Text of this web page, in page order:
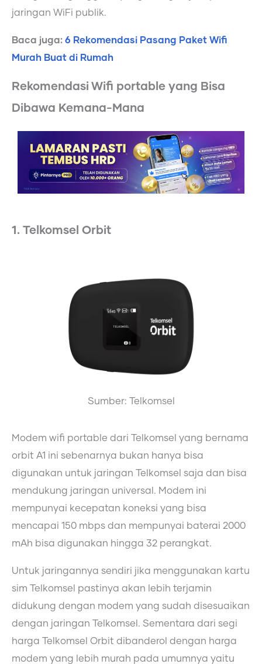
jaringan WiFi publik.
Baca juga: 6 Rekomendasi Pasang Paket Wifi
Murah Buat di Rumah
Rekomendasi Wifi portable yang Bisa
Dibawa Kemana-Mana
1. Telkomsel Orbit
Sumber: Telkomsel
Modem wifi portable dari Telkomsel yang bernama
orbit A1 ini sebenarnya bukan hanya bisa
digunakan untuk jaringan Telkomsel saja dan bisa
mendukung jaringan universal. Modem ini
mempunyai kecepatan koneksi yang bisa
mencapai 150 mbps dan mempunyai baterai 2000
mAh bisa digunakan hingga 32 perangkat.
Untuk jaringannya sendiri jika menggunakan kartu
sim Telkomsel pastinya akan lebih terjamin
didukung dengan modem yang sudah disesuaikan
dengan jaringan Telkomsel. Sementara dari segi
harga Telkomsel Orbit dibanderol dengan harga
modem yang lebih murah pada umumnya yaitu